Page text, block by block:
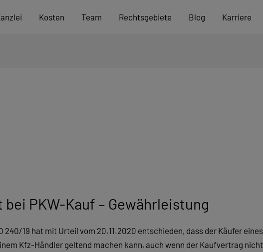
Kosten Team Rechtsgebiete Blog Karriere
PKW-Kauf – Gewährleistung
240/19 hat mit Urteil vom 20.11.2020 entschieden, dass der Käufer
Kfz-Händler geltend machen kann, auch wenn der Kaufvertrag